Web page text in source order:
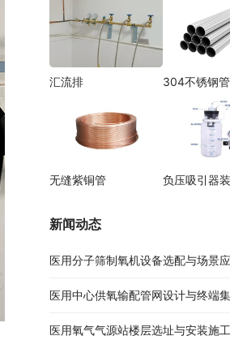
汇流排 304不锈钢管
无缝紫铜管 负压吸引器
新闻动态
医用分子筛制氧机设备选配与场景
医用中心供氧输配管网设计与终端
医用氧气气源站楼层选址与安装施